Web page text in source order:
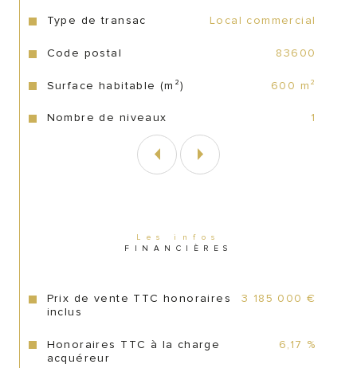
Caractéristiques Valeurs
Type de transac Local commercial
Code postal 83600
Surface habitable (m²) 600 m²
Nombre de niveaux 1
CA 2024 : 1 398 000 € avec un EBE
Les infos
FINANCIÈRES
Prix de vente TTC honoraires
inclus
3 185 000 €
Honoraires TTC à la charge
acquéreur
6,17 %